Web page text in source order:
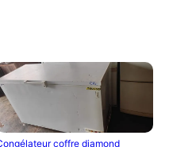
coffre diamond